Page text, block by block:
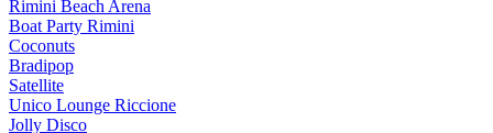
Rimini Beach Arena
Boat Party Rimini
Coconuts
Bradipop
Satellite
Unico Lounge Riccione
Jolly Disco